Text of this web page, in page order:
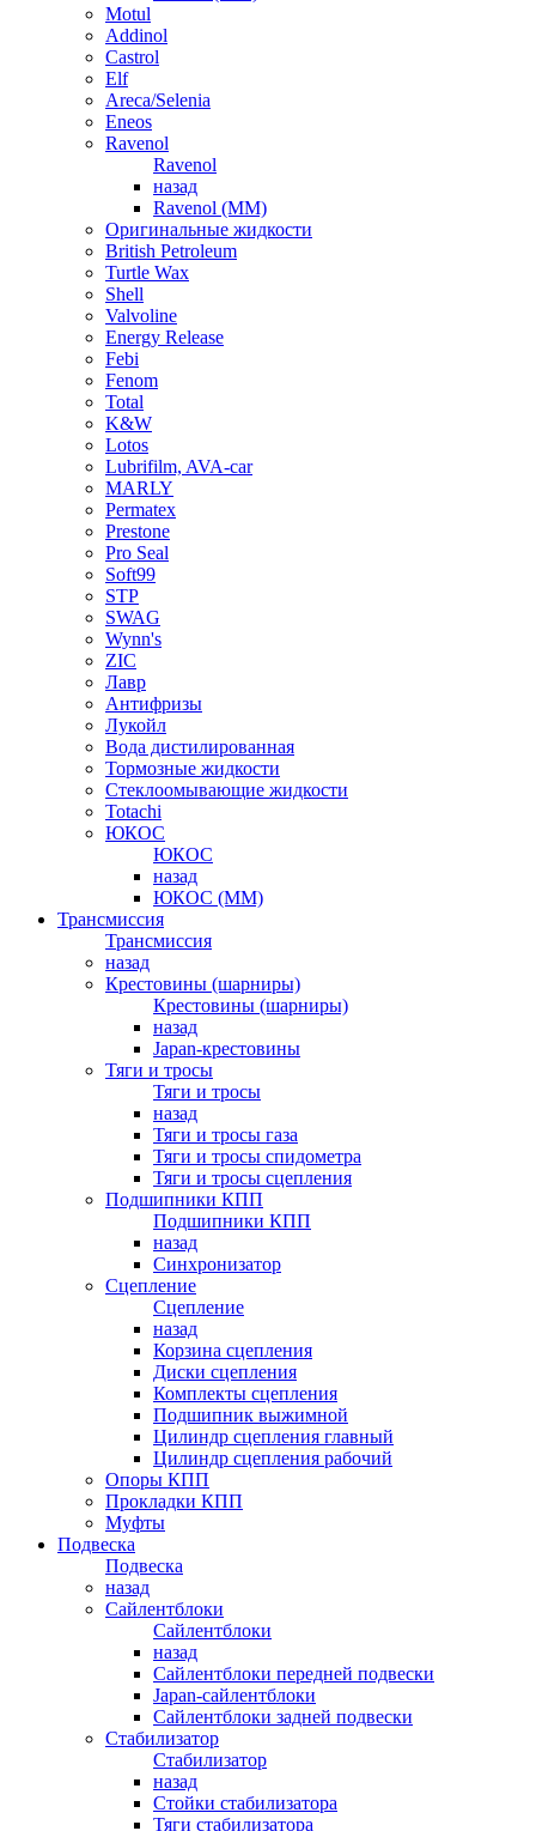
Motul
Addinol
Castrol
Elf
Areca/Selenia
Eneos
Ravenol
Ravenol
назад
Ravenol (ММ)
Оригинальные жидкости
British Petroleum
Turtle Wax
Shell
Valvoline
Energy Release
Febi
Fenom
Total
K&W
Lotos
Lubrifilm, AVA-car
MARLY
Permatex
Prestone
Pro Seal
Soft99
STP
SWAG
Wynn's
ZIC
Лавр
Антифризы
Лукойл
Вода дистилированная
Тормозные жидкости
Стеклоомывающие жидкости
Totachi
ЮКОС
ЮКОС
назад
ЮКОС (ММ)
Трансмиссия
Трансмиссия
назад
Крестовины (шарниры)
Крестовины (шарниры)
назад
Japan-крестовины
Тяги и тросы
Тяги и тросы
назад
Тяги и тросы газа
Тяги и тросы спидометра
Тяги и тросы сцепления
Подшипники КПП
Подшипники КПП
назад
Синхронизатор
Сцепление
Сцепление
назад
Корзина сцепления
Диски сцепления
Комплекты сцепления
Подшипник выжимной
Цилиндр сцепления главный
Цилиндр сцепления рабочий
Опоры КПП
Прокладки КПП
Муфты
Подвеска
Подвеска
назад
Сайлентблоки
Сайлентблоки
назад
Сайлентблоки передней подвески
Japan-сайлентблоки
Сайлентблоки задней подвески
Стабилизатор
Стабилизатор
назад
Стойки стабилизатора
Тяги стабилизатора